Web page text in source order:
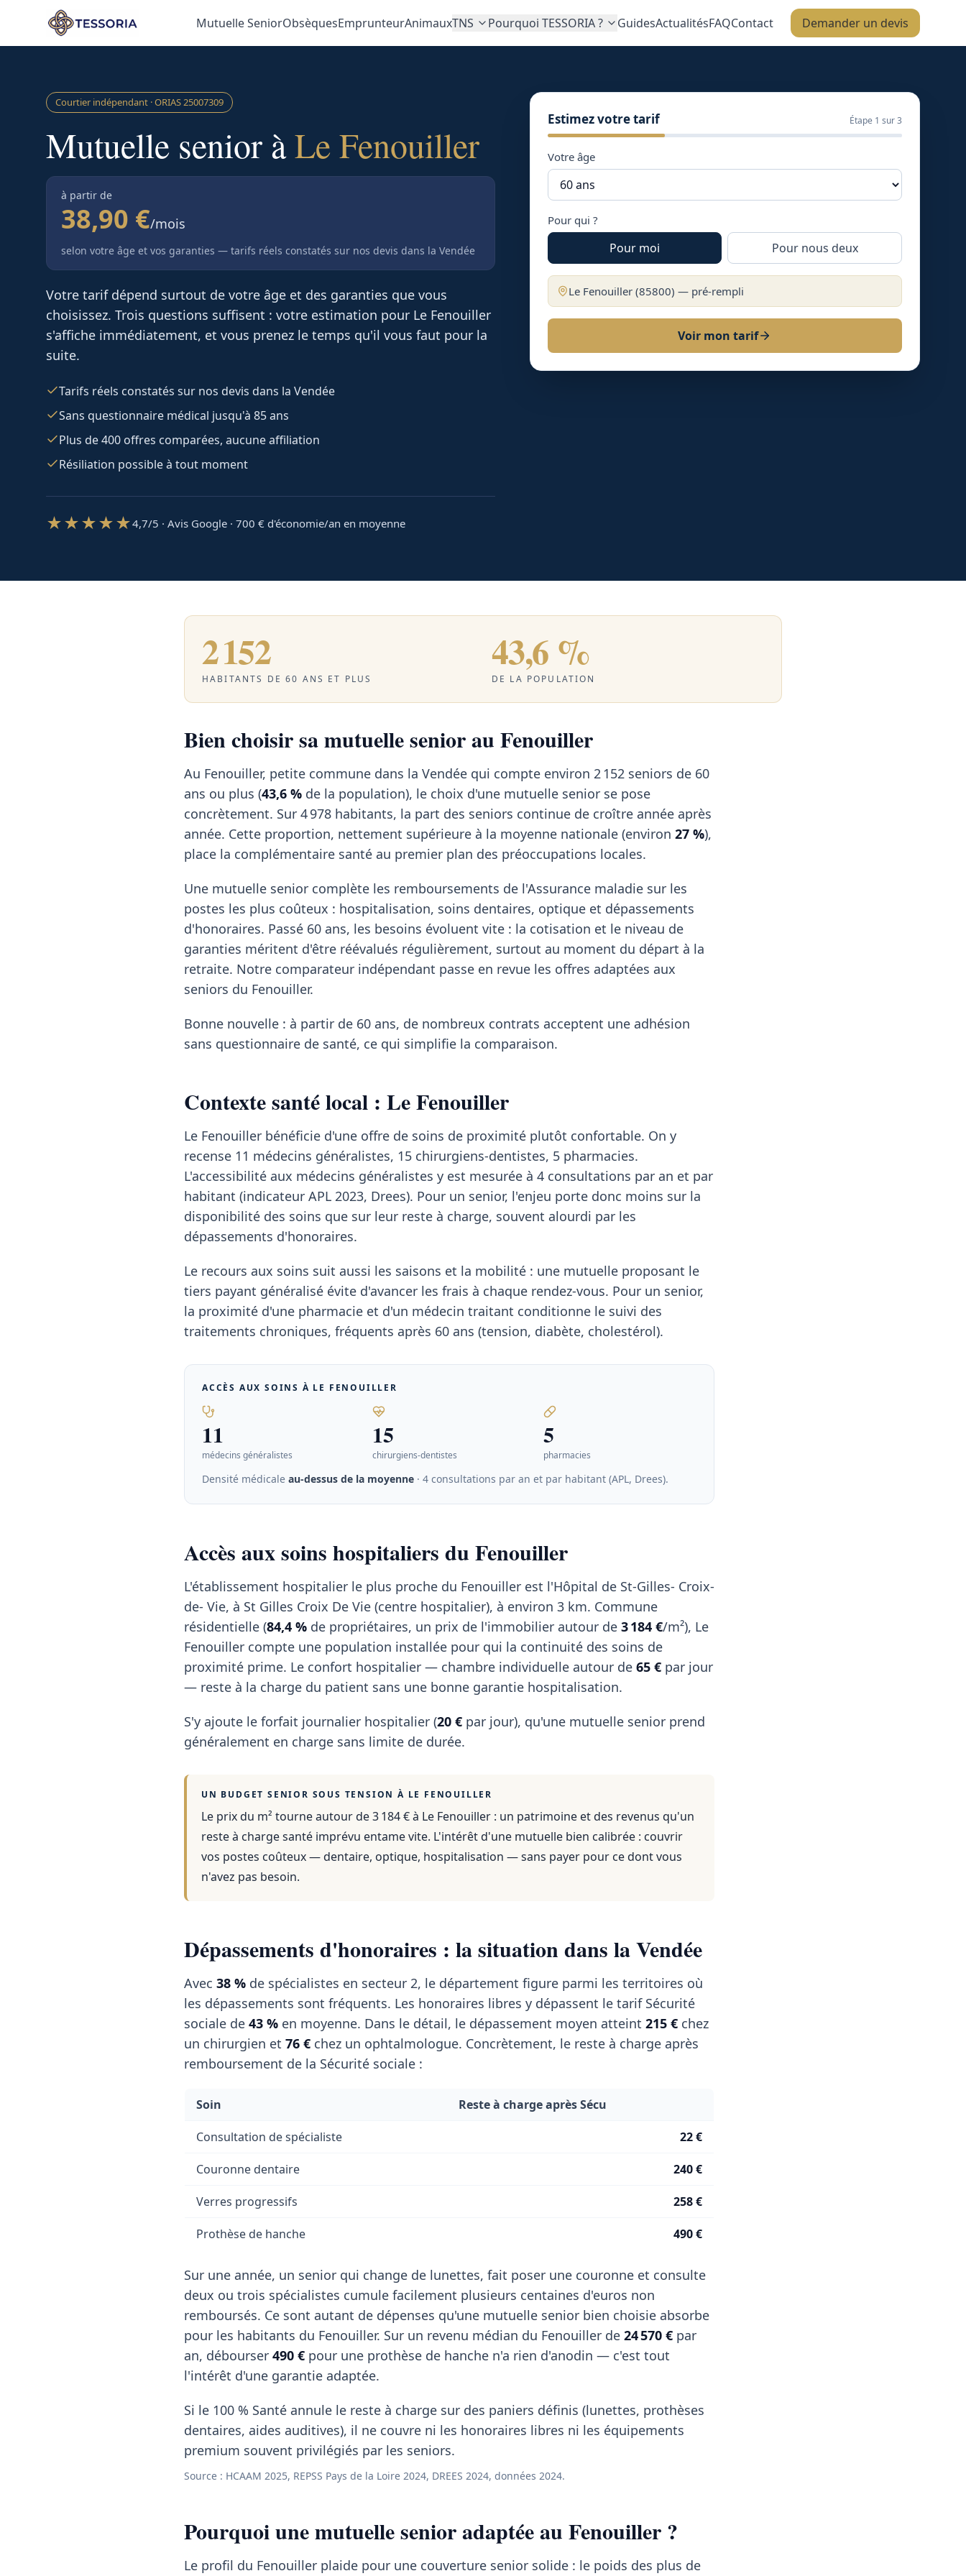
Aller au contenu principal
Mutuelle SeniorObsèquesEmprunteurAnimauxTNS Pourquoi TESSORIA ? GuidesActualitésFAQContact Demander un devis
Courtier indépendant · ORIAS25007309
Mutuelle senior àLe Fenouiller
à partir de
38,90 €/mois
selon votre âge et vos garanties — tarifs réels constatés sur nos devis dans la Vendée
Votre tarif dépend surtout de votre âge et des garanties que vous
choisissez. Trois questions suffisent : votre estimation pour Le Fenouiller
s'affiche immédiatement, et vous prenez le temps qu'il vous faut pour la
suite.
Tarifs réels constatés sur nos devis dans la Vendée
Sans questionnaire médical jusqu'à 85 ans
Plus de 400 offres comparées, aucune affiliation
Résiliation possible à tout moment
★★★★★4,7/5 · Avis Google · 700 € d'économie/an en moyenne
Estimez votre tarif Étape 1 sur 3
Votre âge
Pour qui ?
Pour moi Pour nous deux
Le Fenouiller(85800) — pré-rempli
Voir mon tarif
2 152
HABITANTS DE 60 ANS ET PLUS
43,6 %
DE LA POPULATION
Bien choisir sa mutuelle senior au Fenouiller
Au Fenouiller, petite commune dans la Vendée qui compte environ 2 152 seniors de 60
ans ou plus (43,6 % de la population), le choix d'une mutuelle senior se pose
concrètement. Sur 4 978 habitants, la part des seniors continue de croître année après
année. Cette proportion, nettement supérieure à la moyenne nationale (environ 27 %),
place la complémentaire santé au premier plan des préoccupations locales.
Une mutuelle senior complète les remboursements de l'Assurance maladie sur les
postes les plus coûteux : hospitalisation, soins dentaires, optique et dépassements
d'honoraires. Passé 60 ans, les besoins évoluent vite : la cotisation et le niveau de
garanties méritent d'être réévalués régulièrement, surtout au moment du départ à la
retraite. Notre comparateur indépendant passe en revue les offres adaptées aux
seniors du Fenouiller.
Bonne nouvelle : à partir de 60 ans, de nombreux contrats acceptent une adhésion
sans questionnaire de santé, ce qui simplifie la comparaison.
Contexte santé local : Le Fenouiller
Le Fenouiller bénéficie d'une offre de soins de proximité plutôt confortable. On y
recense 11 médecins généralistes, 15 chirurgiens-dentistes, 5 pharmacies.
L'accessibilité aux médecins généralistes y est mesurée à 4 consultations par an et par
habitant (indicateur APL 2023, Drees). Pour un senior, l'enjeu porte donc moins sur la
disponibilité des soins que sur leur reste à charge, souvent alourdi par les
dépassements d'honoraires.
Le recours aux soins suit aussi les saisons et la mobilité : une mutuelle proposant le
tiers payant généralisé évite d'avancer les frais à chaque rendez-vous. Pour un senior,
la proximité d'une pharmacie et d'un médecin traitant conditionne le suivi des
traitements chroniques, fréquents après 60 ans (tension, diabète, cholestérol).
ACCÈS AUX SOINS À LE FENOUILLER
11
médecins généralistes
15
chirurgiens-dentistes
5
pharmacies
Densité médicale au-dessus de la moyenne · 4 consultations par an et par habitant (APL, Drees).
Accès aux soins hospitaliers du Fenouiller
L'établissement hospitalier le plus proche du Fenouiller est l'Hôpital de St-Gilles- Croix-
de- Vie, à St Gilles Croix De Vie (centre hospitalier), à environ 3 km. Commune
résidentielle (84,4 % de propriétaires, un prix de l'immobilier autour de 3 184 €/m²), Le
Fenouiller compte une population installée pour qui la continuité des soins de
proximité prime. Le confort hospitalier — chambre individuelle autour de 65 € par jour
— reste à la charge du patient sans une bonne garantie hospitalisation.
S'y ajoute le forfait journalier hospitalier (20 € par jour), qu'une mutuelle senior prend
généralement en charge sans limite de durée.
UN BUDGET SENIOR SOUS TENSION À LE FENOUILLER
Le prix du m² tourne autour de 3 184 €à Le Fenouiller : un patrimoine et des revenus qu'un
reste à charge santé imprévu entame vite. L'intérêt d'une mutuelle bien calibrée : couvrir
vos postes coûteux — dentaire, optique, hospitalisation — sans payer pour ce dont vous
n'avez pas besoin.
Dépassements d'honoraires : la situation dans la Vendée
Avec 38 % de spécialistes en secteur 2, le département figure parmi les territoires où
les dépassements sont fréquents. Les honoraires libres y dépassent le tarif Sécurité
sociale de 43 % en moyenne. Dans le détail, le dépassement moyen atteint 215 € chez
un chirurgien et 76 € chez un ophtalmologue. Concrètement, le reste à charge après
remboursement de la Sécurité sociale :
Soin Reste à charge après Sécu
Consultation de spécialiste 22 €
Couronne dentaire 240 €
Verres progressifs 258 €
Prothèse de hanche 490 €
Sur une année, un senior qui change de lunettes, fait poser une couronne et consulte
deux ou trois spécialistes cumule facilement plusieurs centaines d'euros non
remboursés. Ce sont autant de dépenses qu'une mutuelle senior bien choisie absorbe
pour les habitants du Fenouiller. Sur un revenu médian du Fenouiller de 24 570 € par
an, débourser 490 € pour une prothèse de hanche n'a rien d'anodin — c'est tout
l'intérêt d'une garantie adaptée.
Si le 100 % Santé annule le reste à charge sur des paniers définis (lunettes, prothèses
dentaires, aides auditives), il ne couvre ni les honoraires libres ni les équipements
premium souvent privilégiés par les seniors.
Source : HCAAM 2025, REPSS Pays de la Loire 2024, DREES 2024, données 2024.
Pourquoi une mutuelle senior adaptée au Fenouiller ?
Le profil du Fenouiller plaide pour une couverture senior solide : le poids des plus de